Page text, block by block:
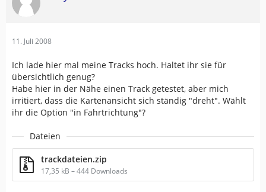
11. Juli 2008
Ich lade hier mal meine Tracks hoch. Haltet ihr sie für
übersichtlich genug?
Habe hier in der Nähe einen Track getestet, aber mich
irritiert, dass die Kartenansicht sich ständig "dreht". Wählt
ihr die Option "in Fahrtrichtung"?
Dateien
trackdateien.zip
17,35 kB – 444 Downloads